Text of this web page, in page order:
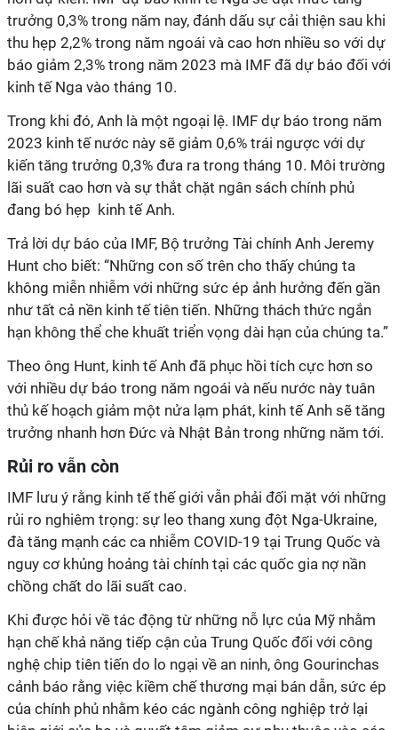
trưởng 0,3% trong năm nay, đánh dấu sự cải thiện sau khi
thu hẹp 2,2% trong năm ngoái và cao hơn nhiều so với dự
báo giảm 2,3% trong năm 2023 mà IMF đã dự báo đối với
kinh tế Nga vào tháng 10.
Trong khi đó, Anh là một ngoại lệ. IMF dự báo trong năm
2023 kinh tế nước này sẽ giảm 0,6% trái ngược với dự
kiến tăng trưởng 0,3% đưa ra trong tháng 10. Môi trường
lãi suất cao hơn và sự thắt chặt ngân sách chính phủ
đang bó hẹp kinh tế Anh.
Trả lời dự báo của IMF, Bộ trưởng Tài chính Anh Jeremy
Hunt cho biết: “Những con số trên cho thấy chúng ta
không miễn nhiễm với những sức ép ảnh hưởng đến gần
như tất cả nền kinh tế tiên tiến. Những thách thức ngắn
hạn không thể che khuất triển vọng dài hạn của chúng ta.”
Theo ông Hunt, kinh tế Anh đã phục hồi tích cực hơn so
với nhiều dự báo trong năm ngoái và nếu nước này tuân
thủ kế hoạch giảm một nửa lạm phát, kinh tế Anh sẽ tăng
trưởng nhanh hơn Đức và Nhật Bản trong những năm tới.
Rủi ro vẫn còn
IMF lưu ý rằng kinh tế thế giới vẫn phải đối mặt với những
rủi ro nghiêm trọng: sự leo thang xung đột Nga-Ukraine,
đà tăng mạnh các ca nhiễm COVID-19 tại Trung Quốc và
nguy cơ khủng hoảng tài chính tại các quốc gia nợ nần
chồng chất do lãi suất cao.
Khi được hỏi về tác động từ những nỗ lực của Mỹ nhằm
hạn chế khả năng tiếp cận của Trung Quốc đối với công
nghệ chip tiên tiến do lo ngại về an ninh, ông Gourinchas
cảnh báo rằng việc kiềm chế thương mại bán dẫn, sức ép
của chính phủ nhằm kéo các ngành công nghiệp trở lại